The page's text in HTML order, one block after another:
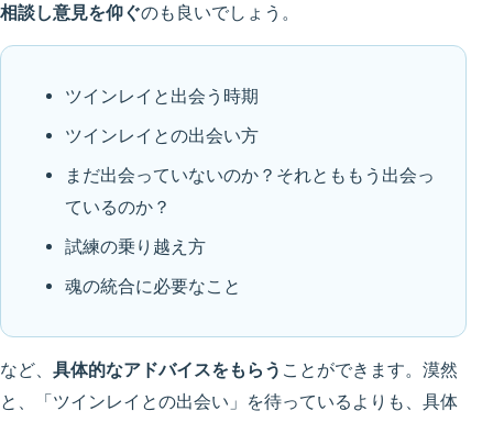
相談し意見を仰ぐのも良いでしょう。
ツインレイと出会う時期
ツインレイとの出会い方
まだ出会っていないのか？それとももう出会っ
ているのか？
試練の乗り越え方
魂の統合に必要なこと
など、 具体的なアドバイスをもらう ことができます。漠然
と、「ツインレイとの出会い」を待っているよりも、具体